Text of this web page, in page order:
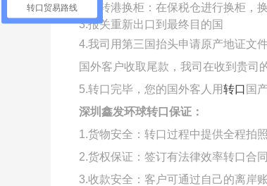
中转港换柜：在保税仓进行换柜，
3.报关重新出口到最终目的国
4.我司用第三国抬头申请原产地证文
国外客户收取尾款，我司在收到贵司
5.转口完毕，您的国外客人用转口 国
深圳鑫发环球转口保证：
1.货物安全：转口过程中提供全程拍
2.货权保证：签订有法律效率转口合
3.收款安全：客户可通过自己的离岸
转口贸易路线